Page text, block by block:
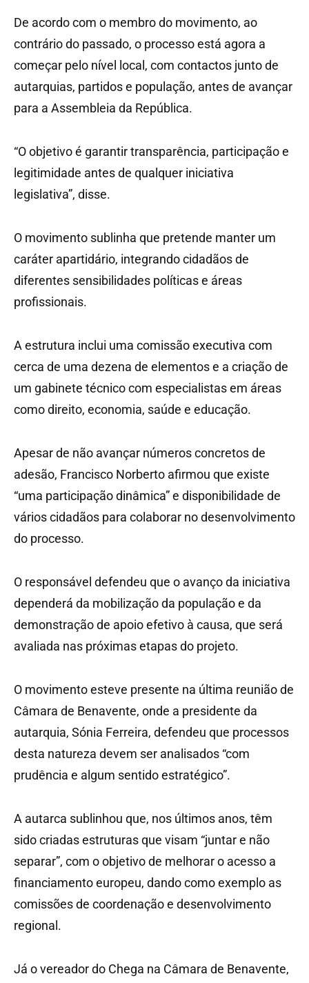
De acordo com o membro do movimento, ao
contrário do passado, o processo está agora a
começar pelo nível local, com contactos junto de
autarquias, partidos e população, antes de avançar
para a Assembleia da República.
“O objetivo é garantir transparência, participação e
legitimidade antes de qualquer iniciativa
legislativa”, disse.
O movimento sublinha que pretende manter um
caráter apartidário, integrando cidadãos de
diferentes sensibilidades políticas e áreas
profissionais.
A estrutura inclui uma comissão executiva com
cerca de uma dezena de elementos e a criação de
um gabinete técnico com especialistas em áreas
como direito, economia, saúde e educação.
Apesar de não avançar números concretos de
adesão, Francisco Norberto afirmou que existe
“uma participação dinâmica” e disponibilidade de
vários cidadãos para colaborar no desenvolvimento
do processo.
O responsável defendeu que o avanço da iniciativa
dependerá da mobilização da população e da
demonstração de apoio efetivo à causa, que será
avaliada nas próximas etapas do projeto.
O movimento esteve presente na última reunião de
Câmara de Benavente, onde a presidente da
autarquia, Sónia Ferreira, defendeu que processos
desta natureza devem ser analisados “com
prudência e algum sentido estratégico”.
A autarca sublinhou que, nos últimos anos, têm
sido criadas estruturas que visam “juntar e não
separar”, com o objetivo de melhorar o acesso a
financiamento europeu, dando como exemplo as
comissões de coordenação e desenvolvimento
regional.
Já o vereador do Chega na Câmara de Benavente,